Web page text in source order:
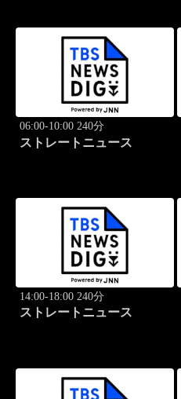
06:00-10:00 240分
ストレートニュース
14:00-18:00 240分
ストレートニュース